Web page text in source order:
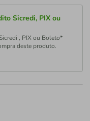
Sicredi, PIX ou
, PIX ou Boleto*
deste produto.